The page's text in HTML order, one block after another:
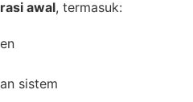
awal, termasuk:
sistem